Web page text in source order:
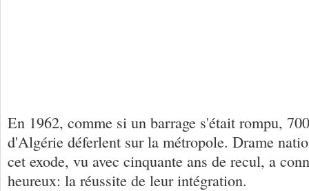
En 1962, comme si un barrage s'était rompu,
d'Algérie déferlent sur la métropole. Drame
cet exode, vu avec cinquante ans de recul, a
heureux: la réussite de leur intégration.